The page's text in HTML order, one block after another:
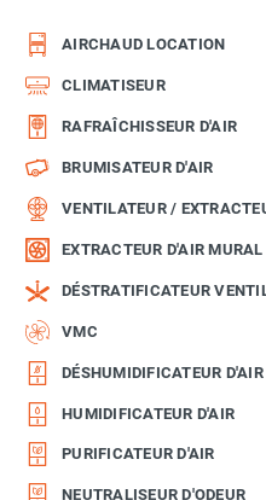
AIRCHAUD LOCATION
CLIMATISEUR
RAFRAÎCHISSEUR D'AIR
BRUMISATEUR D'AIR
VENTILATEUR /
EXTRACTEUR D'AIR MURAL
DÉSTRATIFICATEUR
VMC
DÉSHUMIDIFICATEUR D'AIR
HUMIDIFICATEUR D'AIR
PURIFICATEUR D'AIR
NEUTRALISEUR D'ODEUR